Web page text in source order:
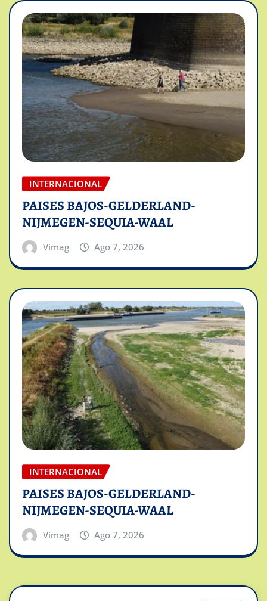
INTERNACIONAL
PAISES BAJOS-GELDERLAND-
NIJMEGEN-SEQUIA-WAAL
Vimag Ago 7, 2026
INTERNACIONAL
PAISES BAJOS-GELDERLAND-
NIJMEGEN-SEQUIA-WAAL
Vimag Ago 7, 2026